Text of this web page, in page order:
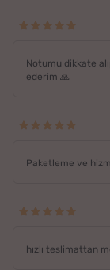
Notumu dikkate
ederim 🙏
Paketleme ve
hızlı teslimattan